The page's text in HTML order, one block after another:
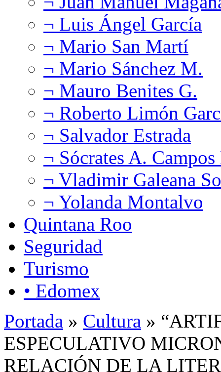
¬ Luis Ángel García
¬ Mario San Martí
¬ Mario Sánchez M.
¬ Mauro Benites G.
¬ Roberto Limón
¬ Salvador Estrada
¬ Sócrates A.
¬ Vladimir Galeana
¬ Yolanda Montalvo
Quintana Roo
Seguridad
Turismo
• Edomex
Portada » Cultura »
ESPECULATIVO
RELACIÓN DE LA